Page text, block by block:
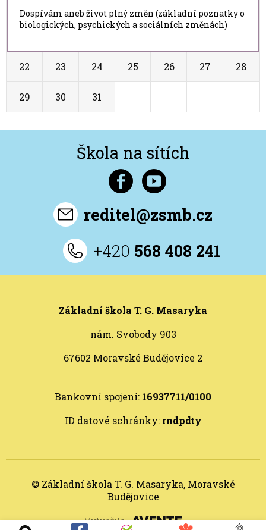
Dospívám aneb život plný změn (základní poznatky o
biologických, psychických a sociálních změnách)
22 23 24 25 26 27 28
29 30 31
Škola na sítích
reditel@zsmb.cz
+420 568 408 241
Základní škola T. G. Masaryka
nám. Svobody 903
67602 Moravské Budějovice 2
Bankovní spojení: 16937711/0100
ID datové schránky: rndpdty
© Základní škola T. G. Masaryka, Moravské
Budějovice
Vytvořilo